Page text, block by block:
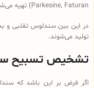
Parkesine, Faturan) تهیه می‌شوند.
در این بین سندلوس تقلبی و
تولید می‌شوند.
تشخیص تسبیح
اگر فرض بر این باشد که